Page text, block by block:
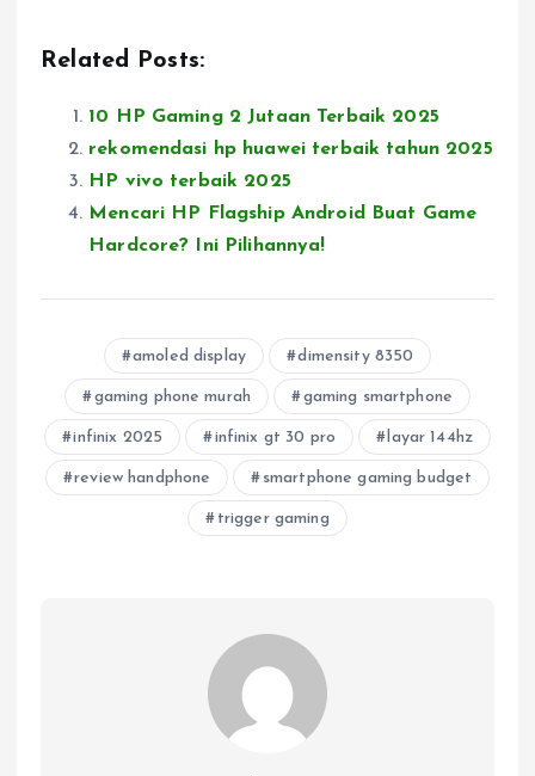
Related Posts:
10 HP Gaming 2 Jutaan Terbaik 2025
rekomendasi hp huawei terbaik tahun 2025
HP vivo terbaik 2025
Mencari HP Flagship Android Buat Game
Hardcore? Ini Pilihannya!
amoled display dimensity 8350
gaming phone murah gaming smartphone
infinix 2025 infinix gt 30 pro layar 144hz
review handphone smartphone gaming budget
trigger gaming